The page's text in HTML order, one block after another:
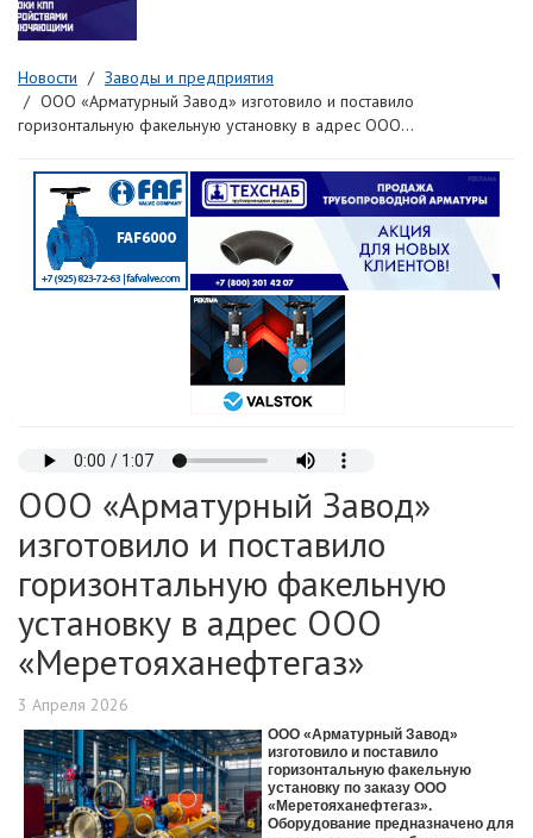
Новости
Заводы и предприятия
ООО «Арматурный Завод» изготовило и поставило
горизонтальную факельную установку в адрес ООО...
ООО «Арматурный Завод»
изготовило и поставило
горизонтальную факельную
установку в адрес ООО
«Меретояханефтегаз»
3 Апреля 2026
ООО «Арматурный Завод»
изготовило и поставило
горизонтальную факельную
установку по заказу ООО
«Меретояханефтегаз».
Оборудование предназначено для